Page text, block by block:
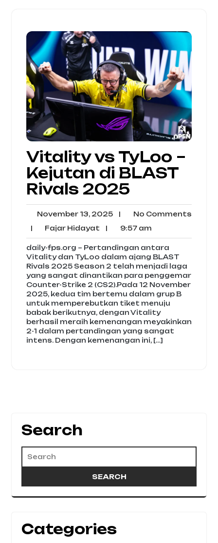
Vitality vs TyLoo –
Kejutan di BLAST
Rivals 2025
November 13, 2025November
2025
| No CommentsNo
| Fajar Hidayat Fajar
Hidayat
| 9:57 am9:57
am
daily-fps.org – Pertandingan antara
Vitality dan TyLoo dalam ajang BLAST
Rivals 2025 Season 2 telah menjadi laga
yang sangat dinantikan para penggemar
Counter-Strike 2 (CS2).Pada 12 November
2025, kedua tim bertemu dalam grup B
untuk memperebutkan tiket menuju
babak berikutnya, dengan Vitality
berhasil meraih kemenangan meyakinkan
2-1 dalam pertandingan yang sangat
intens. Dengan kemenangan ini, […]
Search
Categories